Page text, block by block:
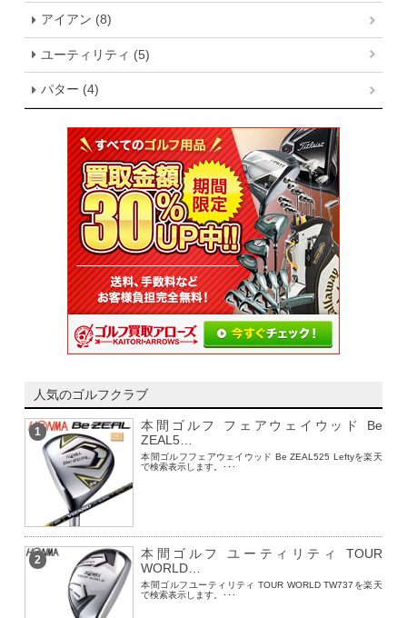
アイアン (8)
ユーティリティ (5)
パター (4)
人気のゴルフクラブ
1
本間ゴルフ フェアウェイウッド Be
ZEAL5…
本間ゴルフフェアウェイウッド Be ZEAL525 Leftyを楽天
で検索表示します。･･･
2
本間ゴルフ ユーティリティ TOUR
WORLD…
本間ゴルフユーティリティ TOUR WORLD TW737を楽天
で検索表示します。･･･